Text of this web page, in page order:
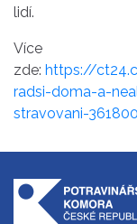
lidí.
Více
zde: https://
radsi-doma-a-
stravovani-361800